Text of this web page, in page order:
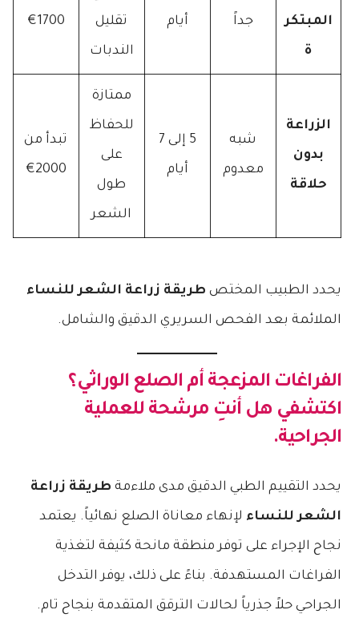
المبتكر
ة
جداً أيام تقليل
الندبات
1700€
الزراعة
بدون
حلاقة
شبه
معدوم
5 إلى 7
أيام
ممتازة
للحفاظ
على
طول
الشعر
تبدأ من
2000€
يحدد الطبيب المختص طريقة زراعة الشعر للنساء
الملائمة بعد الفحص السريري الدقيق والشامل.
الفراغات المزعجة أم الصلع الوراثي؟
اكتشفي هل أنتِ مرشحة للعملية
الجراحية.
يحدد التقييم الطبي الدقيق مدى ملاءمة طريقة زراعة
الشعر للنساء لإنهاء معاناة الصلع نهائياً. يعتمد
نجاح الإجراء على توفر منطقة مانحة كثيفة لتغذية
الفراغات المستهدفة. بناءً على ذلك، يوفر التدخل
الجراحي حلاً جذرياً لحالات الترقق المتقدمة بنجاح تام.